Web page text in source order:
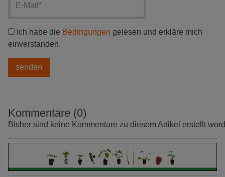
Ich habe die Bedingungen gelesen und erkläre mich
einverstanden.
Kommentare (0)
Bisher sind keine Kommentare zu diesem Artikel erstellt